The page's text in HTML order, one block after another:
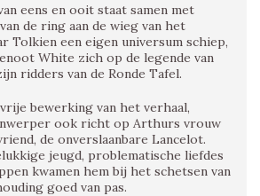
eens en ooit staat samen met
de ring aan de wieg van het
Tolkien een eigen universum schiep,
White zich op de legende van
ridders van de Ronde Tafel.
bewerking van het verhaal,
ook richt op Arthurs vrouw
de onverslaanbare Lancelot.
jeugd, problematische liefdes
kwamen hem bij het schetsen van
goed van pas.